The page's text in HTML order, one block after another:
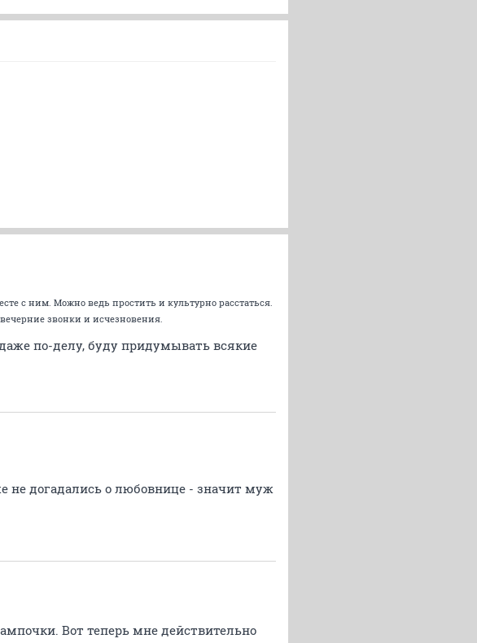
с ним. Можно ведь простить и культурно расстаться.
звонки и исчезновения.
по-делу, буду придумывать всякие
не догадались о любовнице - значит муж
Вот теперь мне действительно